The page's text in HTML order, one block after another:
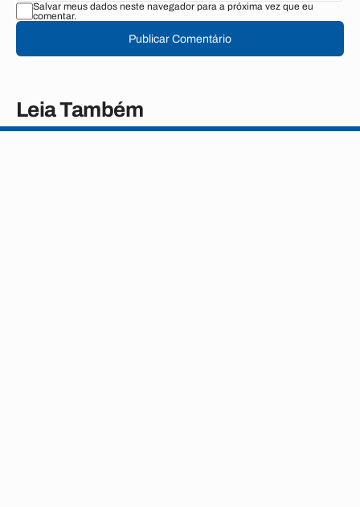
Salvar meus dados neste navegador para a próxima vez que eu
comentar.
Publicar Comentário
Leia Também